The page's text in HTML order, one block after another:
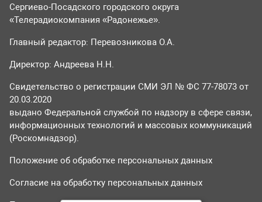
Сергиево-Посадского городского округа
«Телерадиокомпания «Радонежье».
Главный редактор: Перевозникова О.А.
Директор: Андреева Н.Н.
Свидетельство о регистрации СМИ ЭЛ № ФС 77-78073 от
20.03.2020
выдано Федеральной службой по надзору в сфере связи,
информационных технологий и массовых коммуникаций
(Роскомнадзор).
Положение об обработке персональных данных
Согласие на обработку персональных данных